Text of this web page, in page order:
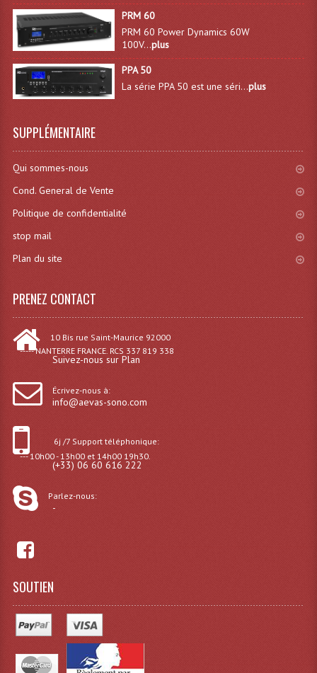
Lecteurs Cd À Plats
Lecteurs Cd À Plats Lecteur MP3
Lecteurs Lasers Simple Et Mp3 (rack 19")
Platines Cassettes
Limiteur De Niveau Sonore
Microphones Filaires
Micro Sans Fil HF UHF 800MHZ
Portes Voix Mégaphones
Samplers, Échantillonneurs
PRM 60
PRM 60 Power Dynamics 60W
100V...plus
PPA 50
La série PPA 50 est une séri...plus
SUPPLÉMENTAIRE
Qui sommes-nous
Cond. General de Vente
Politique de confidentialité
stop mail
Plan du site
PRENEZ CONTACT
10 Bis rue Saint-Maurice 92000
----- NANTERRE FRANCE. RCS 337 819 338
Suivez-nous sur Plan
Écrivez-nous à:
info@aevas-sono.com
6j /7 Support téléphonique:
--- 10h00 - 13h00 et 14h00 19h30.
(+33) 06 60 616 222
Parlez-nous:
-
SOUTIEN